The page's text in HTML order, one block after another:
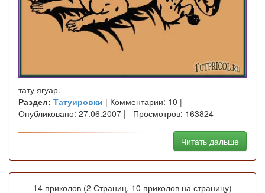
тату ягуар.
Раздел: Татуировки | Комментарии: 10 |
Опубликовано: 27.06.2007 | Просмотров: 163824
Читать дальше
14 приколов (2 Страниц, 10 приколов на страницу)